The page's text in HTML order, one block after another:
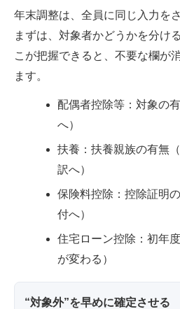
年末調整は、全員に同じ入力を
まずは、対象者かどうかを分け
こが把握できると、不要な欄が
ます。
配偶者控除等：対象の
へ）
扶養：扶養親族の有無
訳へ）
保険料控除：控除証明
付へ）
住宅ローン控除：初年
が変わる）
“対象外”を早めに確定させる